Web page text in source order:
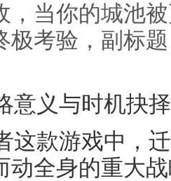
，当你的城池
极考验，副标
意义与时机抉择
这款游戏中，
动全身的重大